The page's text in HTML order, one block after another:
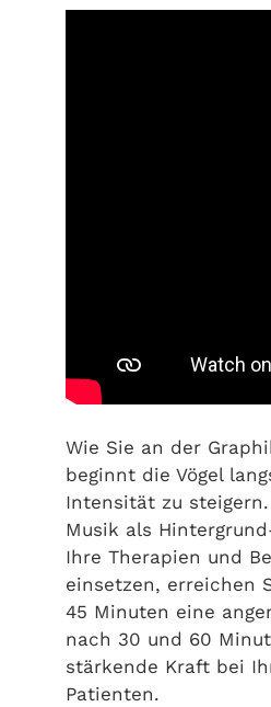
Wie Sie an der
beginnt die Vögel
Intensität zu
Musik als
Ihre Therapien und
einsetzen, erreichen
45 Minuten eine
nach 30 und 60
stärkende Kraft bei
Patienten.